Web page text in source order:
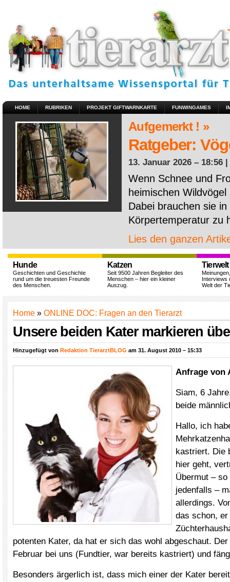
HOME RUBRIKEN PROJEKT GIFTWARNKARTE FUNWINGAMES
Aufgemerkt ! »
Ratgeber:
13. Januar 2026 – 18:56 |
Wenn Schnee und
heimischen
Dabei brauchen sie
Körpertemperatur zu
Lies den ganzen
Hunde
Geschichten und Geschichte
rund um die treuesten Freunde
des Menschen.
Katzen
Seit 9500 Jahren Begleiter des
Menschen – hier ein kleiner
Auszug.
Tierwelt
Interviews
Welt der
Home » ONLINE DOC: Fragen an den Tierarzt
Unsere beiden Kater markieren
Hinzugefügt von Redaktion TierarztBLOG am 31. August 2010 – 15:33
Anfrage von
Siam, 6
beide
Hallo, ich
kastriert. Die
hier geht,
Übermut –
jedenfalls –
allerdings.
das schon,
potenten Kater, da hat er sich das wohl abgeschaut.
Februar bei uns (Fundtier, war bereits kastriert) und
Besonders ärgerlich ist, dass mich einer der Kater